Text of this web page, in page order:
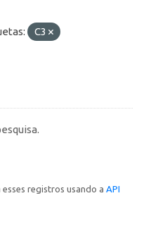
C3
registros usando a API